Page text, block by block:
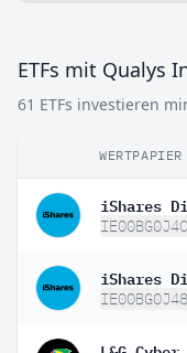
ETFs mit Qualys
61 ETFs investieren
WERTPAPIER
iShares
iShares